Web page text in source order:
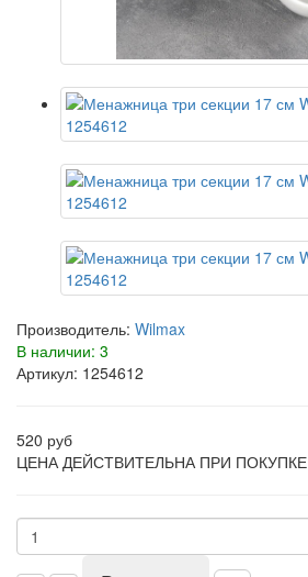
Производитель: Wilmax
В наличии: 3
Артикул: 1254612
520 руб
ЦЕНА ДЕЙСТВИТЕЛЬНА ПРИ